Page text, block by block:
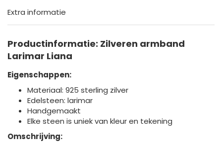
Extra informatie
Productinformatie: Zilveren armband
Larimar Liana
Eigenschappen:
Materiaal: 925 sterling zilver
Edelsteen: larimar
Handgemaakt
Elke steen is uniek van kleur en tekening
Omschrijving: